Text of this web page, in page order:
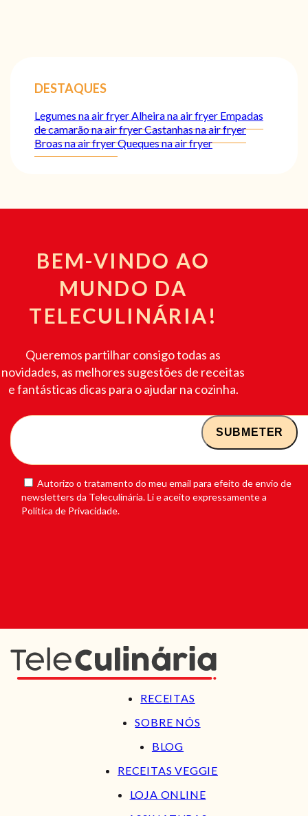
DESTAQUES
Legumes na air fryer Alheira na air fryer Empadas
de camarão na air fryerCastanhas na air fryer
Broas na air fryerQueques na air fryer
BEM-VINDO AO
MUNDO DA
TELECULINÁRIA!
Queremos partilhar consigo todas as
novidades, as melhores sugestões de receitas
e fantásticas dicas para o ajudar na cozinha.
Autorizo o tratamento do meu email para efeito de envio de
newsletters da Teleculinária. Li e aceito expressamente a
Política de Privacidade.
RECEITAS
SOBRE NÓS
BLOG
RECEITAS VEGGIE
LOJA ONLINE